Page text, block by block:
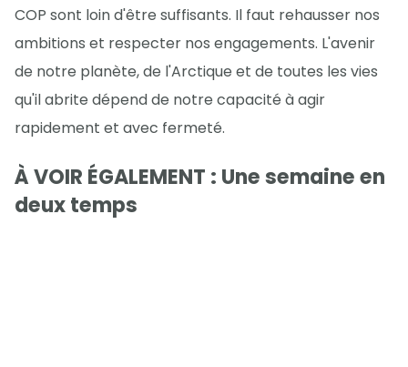
COP sont loin d'être suffisants. Il faut rehausser nos
ambitions et respecter nos engagements. L'avenir
de notre planète, de l'Arctique et de toutes les vies
qu'il abrite dépend de notre capacité à agir
rapidement et avec fermeté.
À VOIR ÉGALEMENT : Une semaine en
deux temps